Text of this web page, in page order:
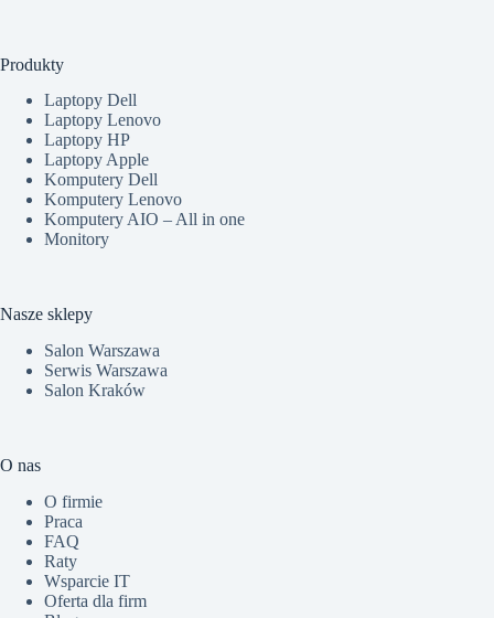
Produkty
Laptopy Dell
Laptopy Lenovo
Laptopy HP
Laptopy Apple
Komputery Dell
Komputery Lenovo
Komputery AIO – All in one
Monitory
Nasze sklepy
Salon Warszawa
Serwis Warszawa
Salon Kraków
O nas
O firmie
Praca
FAQ
Raty
Wsparcie IT
Oferta dla firm